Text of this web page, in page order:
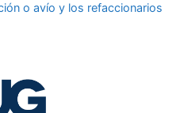
o avío y los refaccionarios